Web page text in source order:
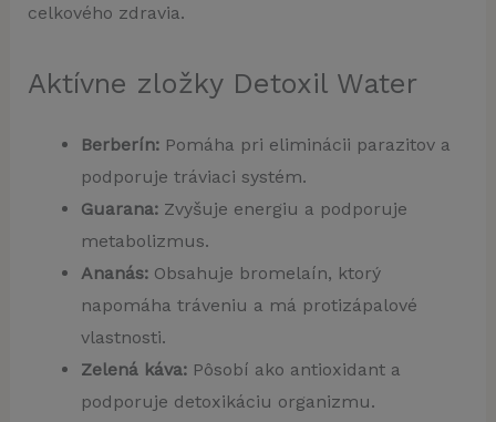
celkového zdravia.
Aktívne zložky Detoxil Water
Berberín:Pomáha pri eliminácii parazitov a
podporuje tráviaci systém.
Guarana:Zvyšuje energiu a podporuje
metabolizmus.
Ananás:Obsahuje bromelaín, ktorý
napomáha tráveniu a má protizápalové
vlastnosti.
Zelená káva:Pôsobí ako antioxidant a
podporuje detoxikáciu organizmu.